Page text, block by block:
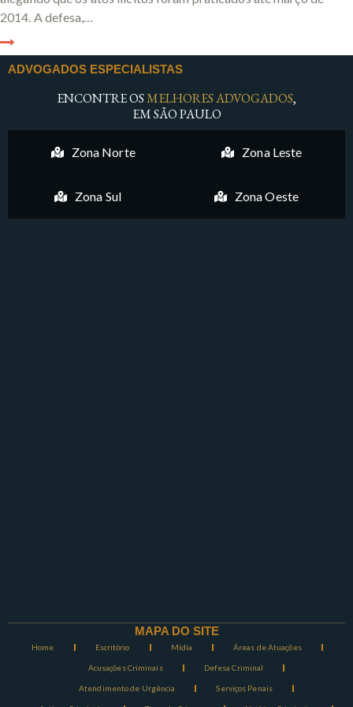
2014. A defesa,…
ADVOGADOS ESPECIALISTAS
ENCONTRE OSMELHORES ADVOGADOS,
EM SÃO PAULO
Zona Norte Zona Leste
Zona Sul Zona Oeste
MAPA DO SITE
Home Escritório Mídia Áreas de Atuações
Acusações Criminais Defesa Criminal
Atendimento de Urgência Serviços Penais